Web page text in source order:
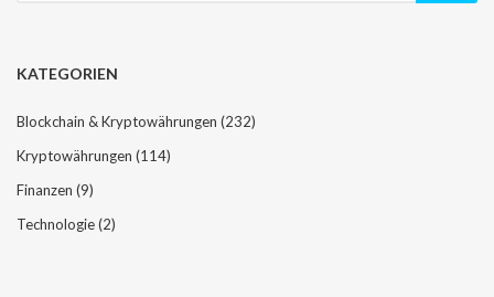
KATEGORIEN
Blockchain & Kryptowährungen (232)
Kryptowährungen (114)
Finanzen (9)
Technologie(2)